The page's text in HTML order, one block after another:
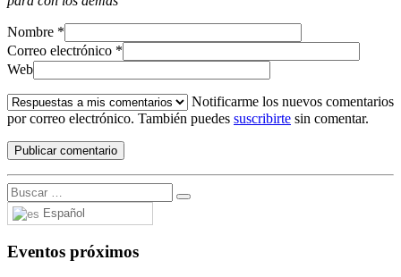
Nombre *
Correo electrónico *
Web
Notificarme los nuevos comentarios
por correo electrónico. También puedes suscribirte sin comentar.
Español
Eventos próximos